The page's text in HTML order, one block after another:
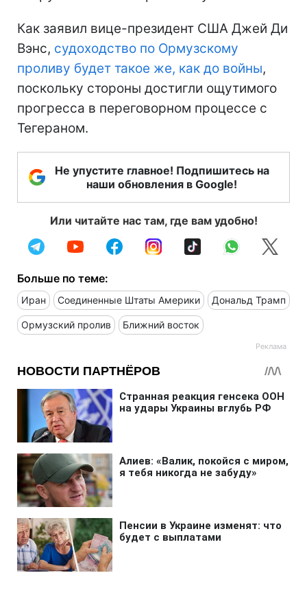
Как заявил вице-президент США Джей Ди
Вэнс, судоходство по Ормузскому
проливу будет такое же, как до войны,
поскольку стороны достигли ощутимого
прогресса в переговорном процессе с
Тегераном.
Не упустите главное! Подпишитесь на
наши обновления в Google!
Или читайте нас там, где вам удобно!
Больше по теме:
Иран Соединенные Штаты Америки Дональд Трамп
Ормузский пролив Ближний восток